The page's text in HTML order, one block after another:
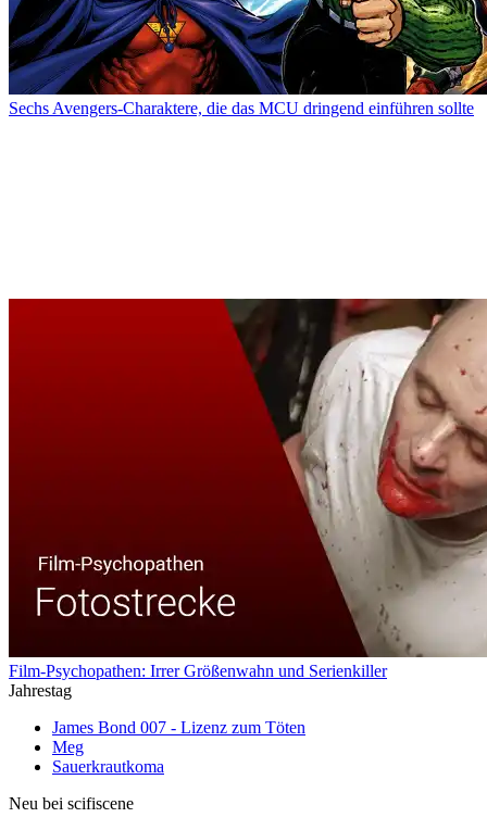
Sechs Avengers-Charaktere, die das MCU dringend einführen sollte
Film-Psychopathen: Irrer Größenwahn und Serienkiller
Jahrestag
James Bond 007 - Lizenz zum Töten
Meg
Sauerkrautkoma
Neu bei scifiscene